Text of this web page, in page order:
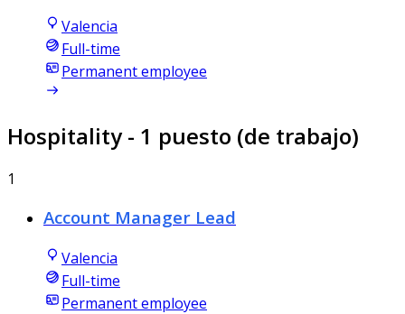
Valencia
Full-time
Permanent employee
Hospitality- 1 puesto (de trabajo)
1
Account Manager Lead
Valencia
Full-time
Permanent employee